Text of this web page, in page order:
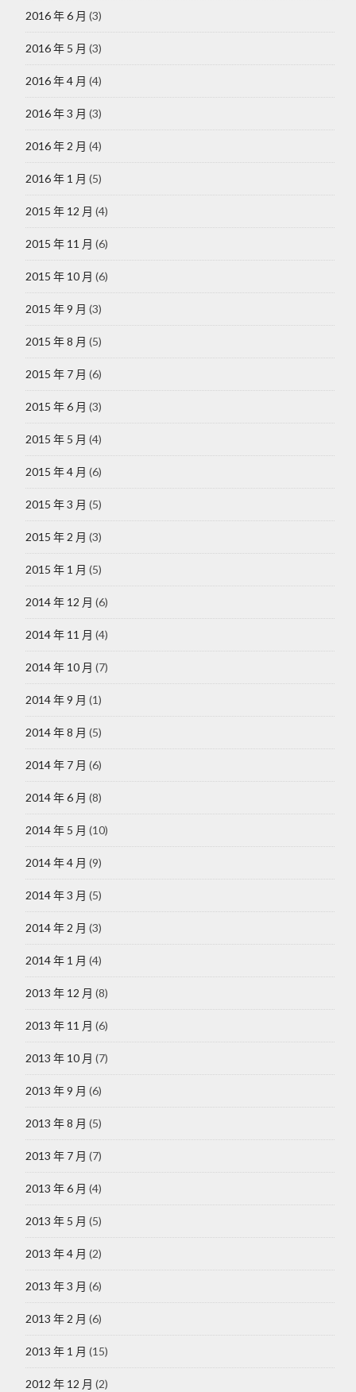
2016 年 6 月 (3)
2016 年 5 月 (3)
2016 年 4 月 (4)
2016 年 3 月 (3)
2016 年 2 月 (4)
2016 年 1 月 (5)
2015 年 12 月 (4)
2015 年 11 月 (6)
2015 年 10 月 (6)
2015 年 9 月 (3)
2015 年 8 月 (5)
2015 年 7 月 (6)
2015 年 6 月 (3)
2015 年 5 月 (4)
2015 年 4 月 (6)
2015 年 3 月 (5)
2015 年 2 月 (3)
2015 年 1 月 (5)
2014 年 12 月 (6)
2014 年 11 月 (4)
2014 年 10 月 (7)
2014 年 9 月 (1)
2014 年 8 月 (5)
2014 年 7 月 (6)
2014 年 6 月 (8)
2014 年 5 月 (10)
2014 年 4 月 (9)
2014 年 3 月 (5)
2014 年 2 月 (3)
2014 年 1 月 (4)
2013 年 12 月 (8)
2013 年 11 月 (6)
2013 年 10 月 (7)
2013 年 9 月 (6)
2013 年 8 月 (5)
2013 年 7 月 (7)
2013 年 6 月 (4)
2013 年 5 月 (5)
2013 年 4 月 (2)
2013 年 3 月 (6)
2013 年 2 月 (6)
2013 年 1 月 (15)
2012 年 12 月 (2)